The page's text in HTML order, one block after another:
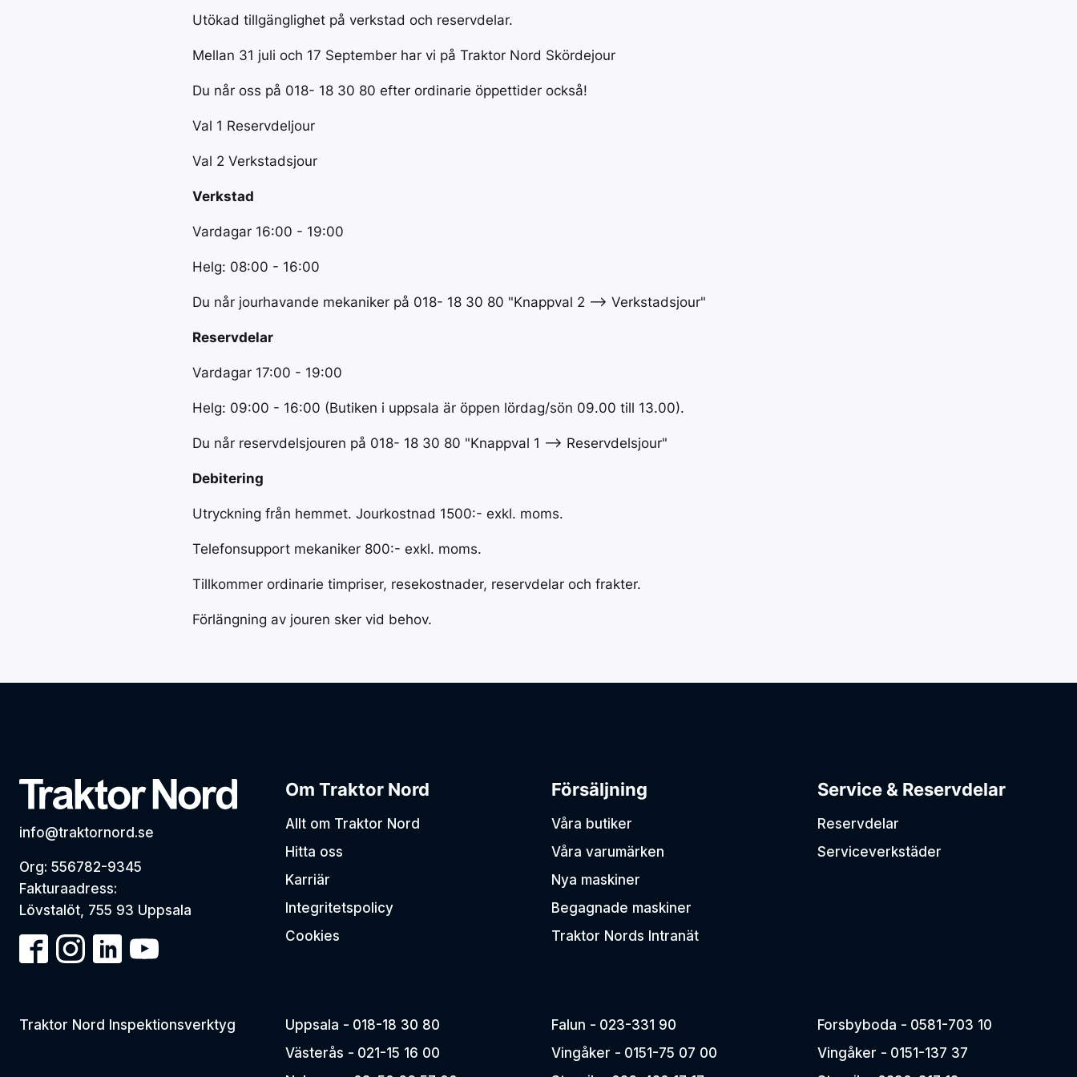
ständigt pågående ökning av
inom agrarproduktion.
Utökad tillgänglighet på verkstad och reservdelar.
Mellan 31 juli och 17 September har vi på Traktor Nord Skördejour
Du når oss på 018- 18 30 80 efter ordinarie öppettider också!
Val 1 Reservdeljour
Val 2 Verkstadsjour
Verkstad
Vardagar 16:00 - 19:00
Helg: 08:00 - 16:00
Du når jourhavande mekaniker på 018- 18 30 80 "Knappval 2 --> Verkstadsjour"
Reservdelar
Vardagar 17:00 - 19:00
Helg: 09:00 - 16:00 (Butiken i uppsala är öppen lördag/sön 09.00 till 13.00).
Du når reservdelsjouren på 018- 18 30 80 "Knappval 1 --> Reservdelsjour"
Debitering
Utryckning från hemmet. Jourkostnad 1500:- exkl. moms.
Telefonsupport mekaniker 800:- exkl. moms.
Tillkommer ordinarie timpriser, resekostnader, reservdelar och frakter.
Förlängning av jouren sker vid behov.
info@traktornord.se
Org: 556782-9345
Fakturaadress:
Lövstalöt, 755 93 Uppsala
Om Traktor Nord
Allt om Traktor Nord
Hitta oss
Karriär
Integritetspolicy
Cookies
Försäljning
Våra butiker
Våra varumärken
Nya maskiner
Begagnade maskiner
Traktor Nords Intranät
Service & Reservdelar
Reservdelar
Serviceverkstäder
Traktor Nord Inspektionsverktyg Uppsala - 018-18 30 80
Västerås - 021-15 16 00
Falun - 023-331 90
Vingåker - 0151-75 07 00
Forsbyboda - 0581-703 10
Vingåker - 0151-137 37